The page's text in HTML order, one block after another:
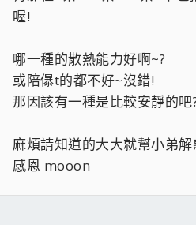
喔!
哪一種的散熱能力好啊~?
或陪儤t的都不好~沒錯!
那因該有一種是比較安靜的吧
麻煩請知道的大大就幫小弟
感恩 mooon